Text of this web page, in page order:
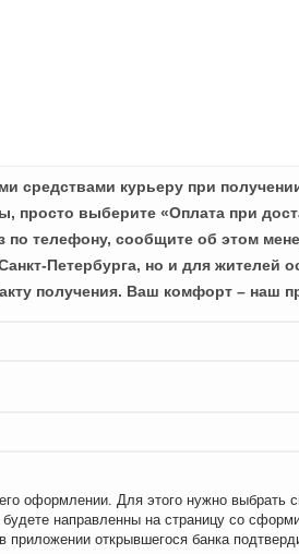
средствами курьеру при
просто выберите «Оплата при
телефону, сообщите об этом
Петербурга, но и для жителей
получения. Ваш комфорт – наш
оформлении. Для этого нужно выбрать
направленны на страницу со
приложении открывшегося банка